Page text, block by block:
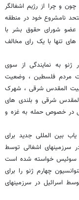
بی چون و چرا از رژیم اشغالگر
نامشروع خود در منطقه
عضو شورای حقوق بشر با
تنها با یک رای مخالف
ژنو به نمایندگی از سوی
مردم فلسطین ، وضعیت
بیت المقدس شرقی ، شهرک
شرقی و بلندی های
در خصوص حمله به غزه و
بین المللی جدید برای
سرزمینهای اشغالی توسط
سوئیس خواسته شده است
چهارم ژنو را برای
اسرائیل در سرزمینهای